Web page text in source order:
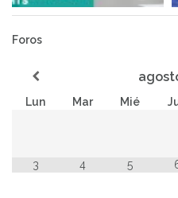
Foros
Lun Mar Mié
3 4 5